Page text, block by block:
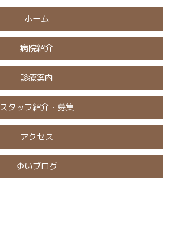
ホーム
病院紹介
診療案内
スタッフ紹介・募集
アクセス
ゆいブログ